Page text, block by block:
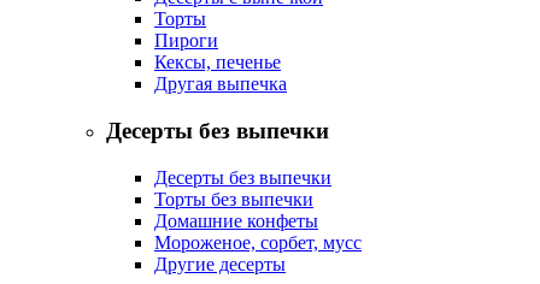
Торты
Пироги
Кексы, печенье
Другая выпечка
Десерты без выпечки
Десерты без выпечки
Торты без выпечки
Домашние конфеты
Мороженое, сорбет, мусс
Другие десерты